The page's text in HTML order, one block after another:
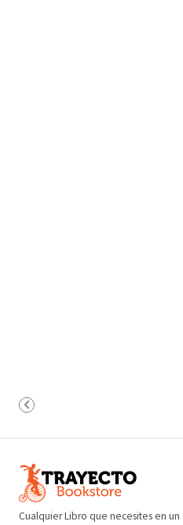
Cualquier Libro que necesites en